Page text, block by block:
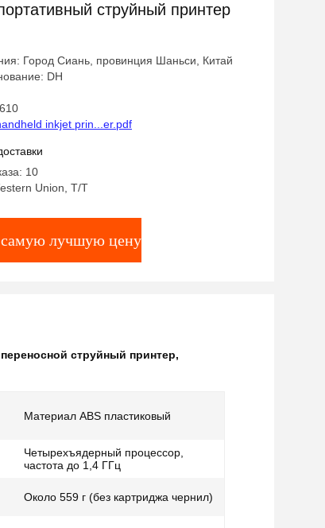
струйный принтер
Город Сиань, провинция Шаньси, Китай
DH
inkjet prin...er.pdf
10
Union, T/T
лучшую цену
струйный принтер,
Материал ABS пластиковый
Четырехъядерный процессор,
частота до 1,4 ГГц
Около 559 г (без картриджа чернил)